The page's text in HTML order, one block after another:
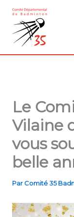
contenu
Le
Vilaine
vous
belle
Par Comité 35